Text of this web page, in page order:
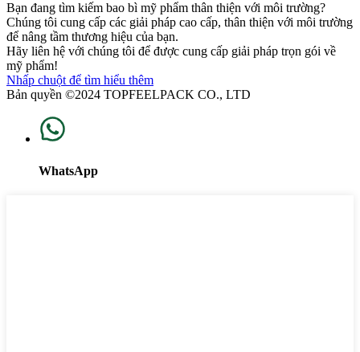
Bạn đang tìm kiếm bao bì mỹ phẩm thân thiện với môi trường?
Chúng tôi cung cấp các giải pháp cao cấp, thân thiện với môi trường
để nâng tầm thương hiệu của bạn.
Hãy liên hệ với chúng tôi để được cung cấp giải pháp trọn gói về
mỹ phẩm!
Nhấp chuột để tìm hiểu thêm
Bản quyền ©2024 TOPFEELPACK CO., LTD
WhatsApp